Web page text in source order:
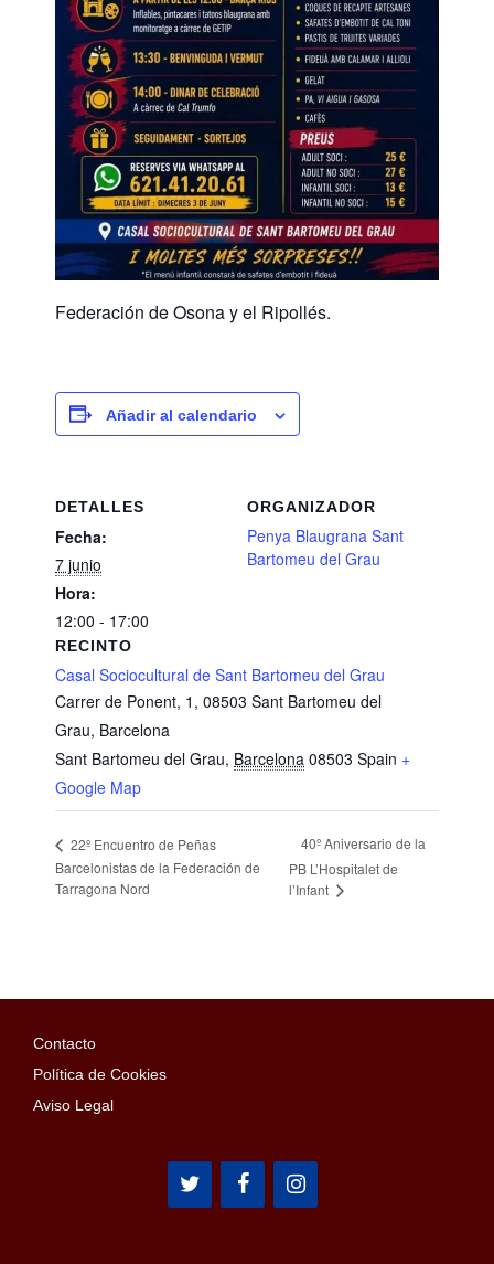
Federación de Osona y el Ripollés.
Añadir al calendario
DETALLES
Fecha:
7 junio
Hora:
12:00 - 17:00
RECINTO
Casal Sociocultural de Sant Bartomeu del Grau
Carrer de Ponent, 1, 08503 Sant Bartomeu del
Grau, Barcelona
Sant Bartomeu del Grau, Barcelona 08503 Spain +
Google Map
ORGANIZADOR
Penya Blaugrana Sant
Bartomeu del Grau
22º Encuentro de Peñas
Barcelonistas de la Federación de
Tarragona Nord
40º Aniversario de la
PB L’Hospitalet de
l’Infant
Contacto
Política de Cookies
Aviso Legal